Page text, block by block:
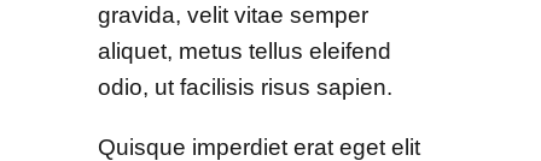
gravida, velit vitae semper
aliquet, metus tellus eleifend
odio, ut facilisis risus sapien.
Quisque imperdiet erat eget elit